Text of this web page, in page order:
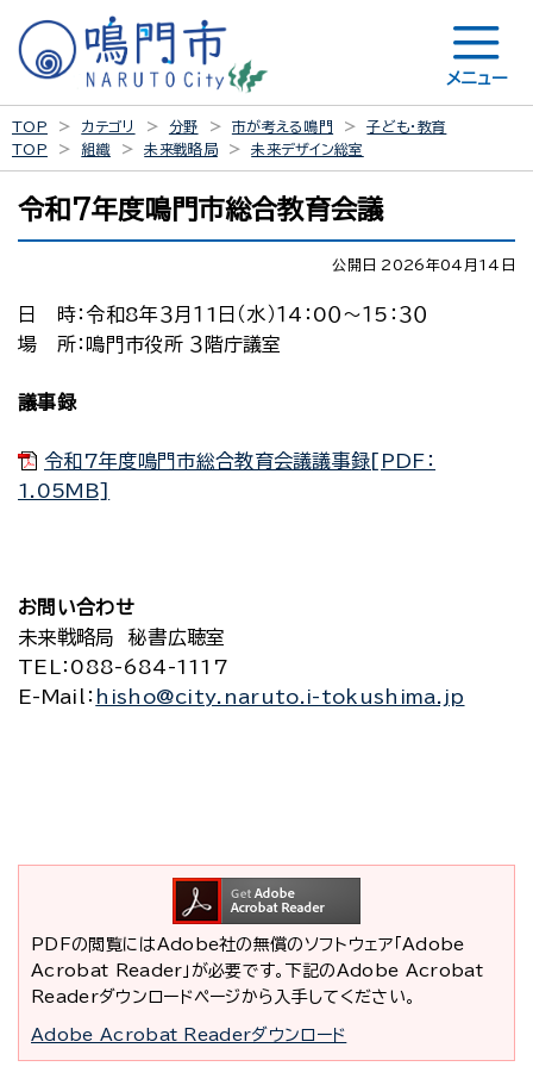
メニュー
TOP カテゴリ 分野 市が考える鳴門
子ども・教育
TOP
組織 未来戦略局 未来デザイン総室
令和7年度鳴門市総合教育会議
公開日 2026年04月14日
日 時：令和8年３月１1日（水）１4：0０～１5：３０
場 所：鳴門市役所 ３階庁議室
議事録
令和7年度鳴門市総合教育会議議事録[PDF：
1.05MB]
お問い合わせ
未来戦略局 秘書広聴室
TEL
：088-684-1117
E-Mail
： hisho@city.naruto.i-tokushima.jp
PDFの閲覧にはAdobe社の無償のソフトウェア「Adobe
Acrobat Reader」が必要です。下記のAdobe Acrobat
Readerダウンロードページから入手してください。
Adobe Acrobat Readerダウンロード